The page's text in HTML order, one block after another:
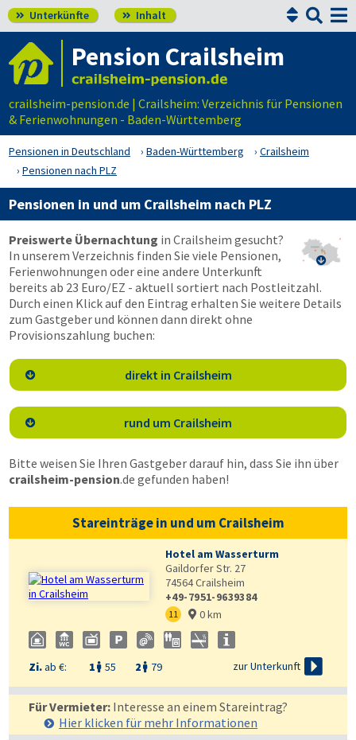
 Unterkünfte  Inhalt 

Pension Crailsheim
crailsheim-pension.de | Crailsheim: Verzeichnis für Pensionen
& Ferienwohnungen - Baden-Württemberg
Pensionen in Deutschland Baden-Württemberg
Crailsheim
Pensionen nach PLZ
Pensionen in und um Crailsheim nach PLZ

Preiswerte Übernachtung in Crailsheim gesucht?
In unserem Verzeichnis finden Sie viele Pensionen,
Ferienwohnungen oder eine andere Unterkunft
bereits ab 23 Euro/EZ - aktuell sortiert nach Postleitzahl.
Durch einen Klick auf den Eintrag erhalten Sie weitere Details
zum Gastgeber und können dann direkt ohne
Provisionszahlung buchen:
 direkt in Crailsheim
 rund um Crailsheim
Bitte weisen Sie Ihren Gastgeber darauf hin, dass Sie ihn über
crailsheim-pension.de gefunden haben!
Stareinträge in und um Crailsheim
Hotel am Wasserturm
Gaildorfer Str. 27
74564Crailsheim
+49-7951-9639384
11  0 km
Zi.ab €: 1  55 2  79 zur Unterkunft 
Für Vermieter: Interesse an einem Stareintrag?
Hier klicken für mehr Informationen